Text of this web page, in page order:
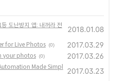
도난방지 앱: 내꺼라 전
2018.01.08
for Live Photos (0) 2017.03.29
your photos (0) 2017.03.26
Made Simpl
2017.03.23